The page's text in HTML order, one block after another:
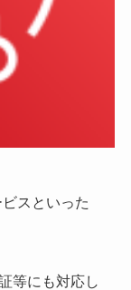
スといった
等にも対応し